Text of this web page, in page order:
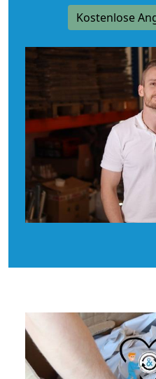
Kostenlose